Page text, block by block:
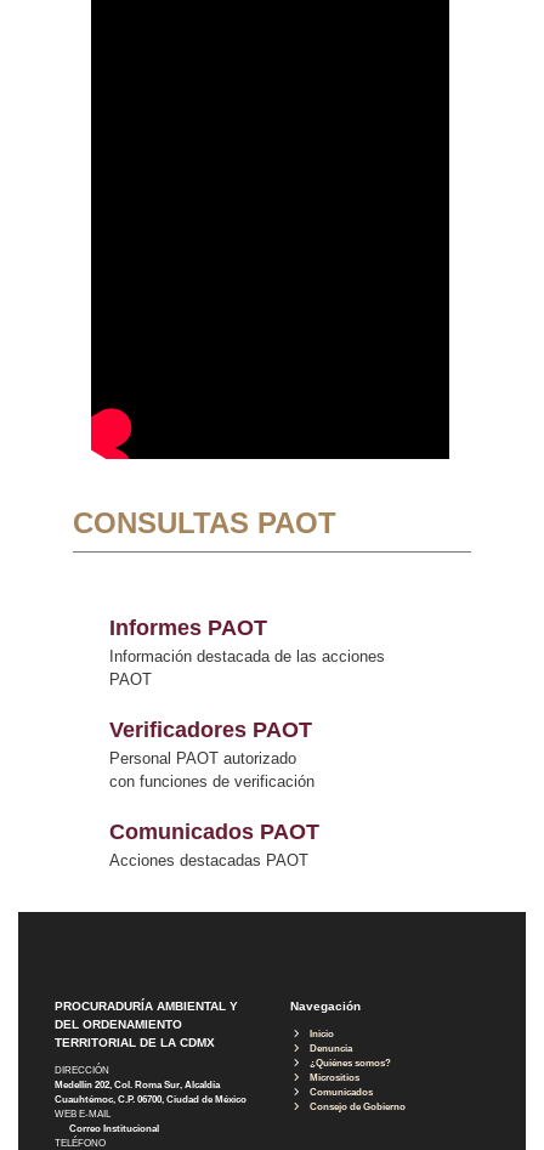
CONSULTAS PAOT
Informes PAOT
Información destacada de las acciones
PAOT
Verificadores PAOT
Personal PAOT autorizado
con funciones de verificación
Comunicados PAOT
Acciones destacadas PAOT
PROCURADURÍA AMBIENTAL Y
DEL ORDENAMIENTO
TERRITORIAL DE LA CDMX
DIRECCIÓN
Medellín 202, Col. Roma Sur, Alcaldía
Cuauhtémoc, C.P. 06700, Ciudad de México
WEB E-MAIL
Correo Institucional
TELÉFONO
Navegación
Inicio
Denuncia
¿Quiénes somos?
Micrositios
Comunicados
Consejo de Gobierno